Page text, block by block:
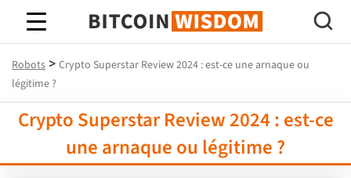
Bitcoin Sagesse
Robots > Crypto Superstar Review 2024 : est-ce une arnaque ou
légitime ?
Crypto Superstar Review 2024 : est-ce
une arnaque ou légitime ?